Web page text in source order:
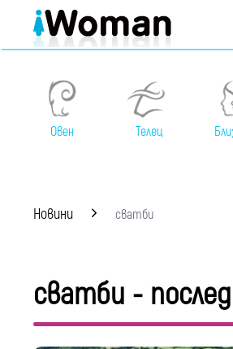
Овен Телец
Новини сватби
сватби -